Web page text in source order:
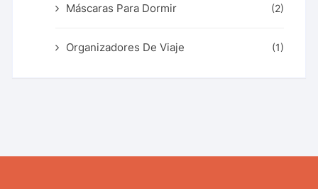
Máscaras Para Dormir (2)
Organizadores De Viaje (1)